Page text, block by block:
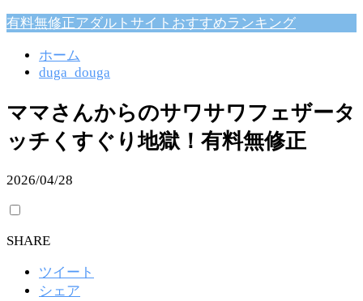
有料無修正アダルトサイトおすすめランキング
ホーム
duga_douga
ママさんからのサワサワフェザータ
ッチくすぐり地獄！有料無修正
2026/04/28
SHARE
ツイート
シェア